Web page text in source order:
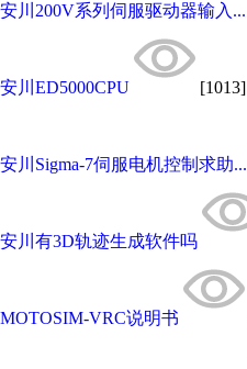
安川200V系列伺服驱动器输入...
安川ED5000CPU [1013]
安川Sigma-7伺服电机控制求助...
安川有3D轨迹生成软件吗
MOTOSIM-VRC说明书